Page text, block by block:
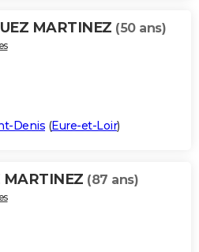
MARTINEZ (50 ans)
Denis (Eure-et-Loir)
MARTINEZ (87 ans)